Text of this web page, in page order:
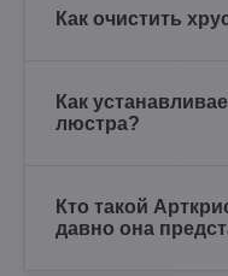
Как очистить
Как
люстра?
Кто такой
давно она